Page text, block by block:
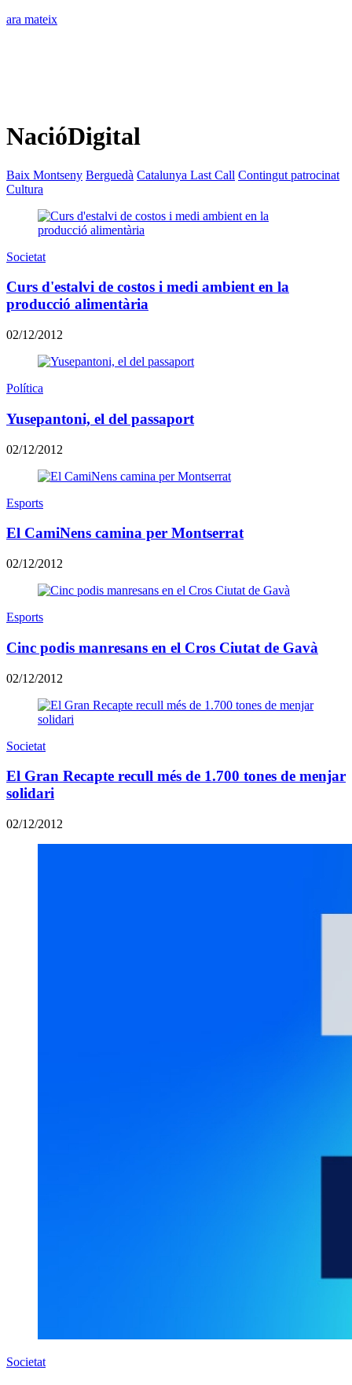
ara mateix
NacióDigital
Baix Montseny Berguedà Catalunya Last Call Contingut patrocinat
Cultura
Societat
Curs d'estalvi de costos i medi ambient en la
producció alimentària
02/12/2012
Política
Yusepantoni, el del passaport
02/12/2012
Esports
El CamiNens camina per Montserrat
02/12/2012
Esports
Cinc podis manresans en el Cros Ciutat de Gavà
02/12/2012
Societat
El Gran Recapte recull més de 1.700 tones de menjar
solidari
02/12/2012
Societat